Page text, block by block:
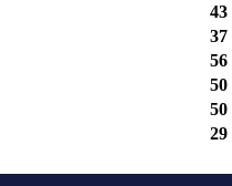
43
37
56
50
50
29